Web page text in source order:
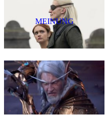
MEINUNG